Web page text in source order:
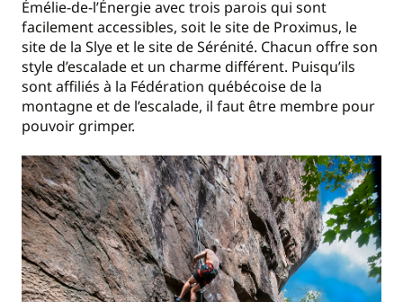
Émélie-de-l’Énergie avec trois parois qui sont
facilement accessibles, soit le site de Proximus, le
site de la Slye et le site de Sérénité. Chacun offre son
style d’escalade et un charme différent. Puisqu’ils
sont affiliés à la Fédération québécoise de la
montagne et de l’escalade, il faut être membre pour
pouvoir grimper.